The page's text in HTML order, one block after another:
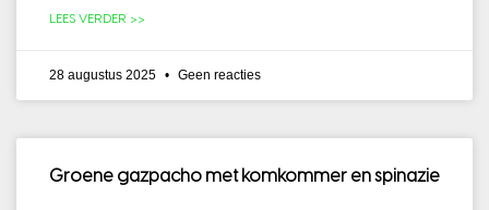
LEES VERDER >>
28 augustus 2025 Geen reacties
Groene gazpacho met komkommer en spinazie